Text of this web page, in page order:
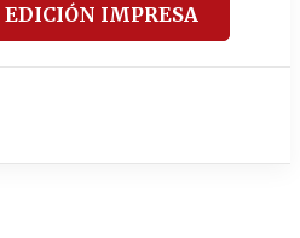
EDICIÓN IMPRESA